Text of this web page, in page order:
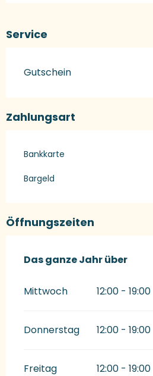
Service
Gutschein
Zahlungsart
Bankkarte
Bargeld
Öffnungszeiten
Das ganze Jahr über
Das ganze Jahr über
Mittwoch 12:00 - 19:00
Donnerstag 12:00 - 19:00
Freitag 12:00 - 19:00